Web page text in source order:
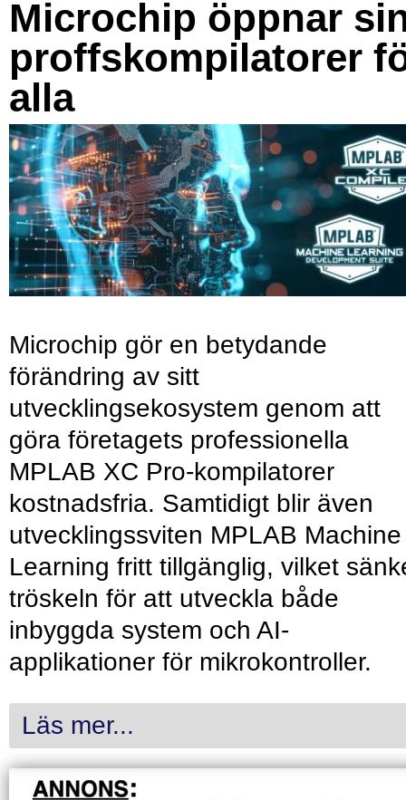
Microchip öppnar
proffskompilatorer
alla
Microchip gör en betydande
förändring av sitt
utvecklingsekosystem genom att
göra företagets professionella
MPLAB XC Pro-kompilatorer
kostnadsfria. Samtidigt blir även
utvecklingssviten MPLAB Machine
Learning fritt tillgänglig, vilket
tröskeln för att utveckla både
inbyggda system och AI-
applikationer för mikrokontroller.
Läs mer...